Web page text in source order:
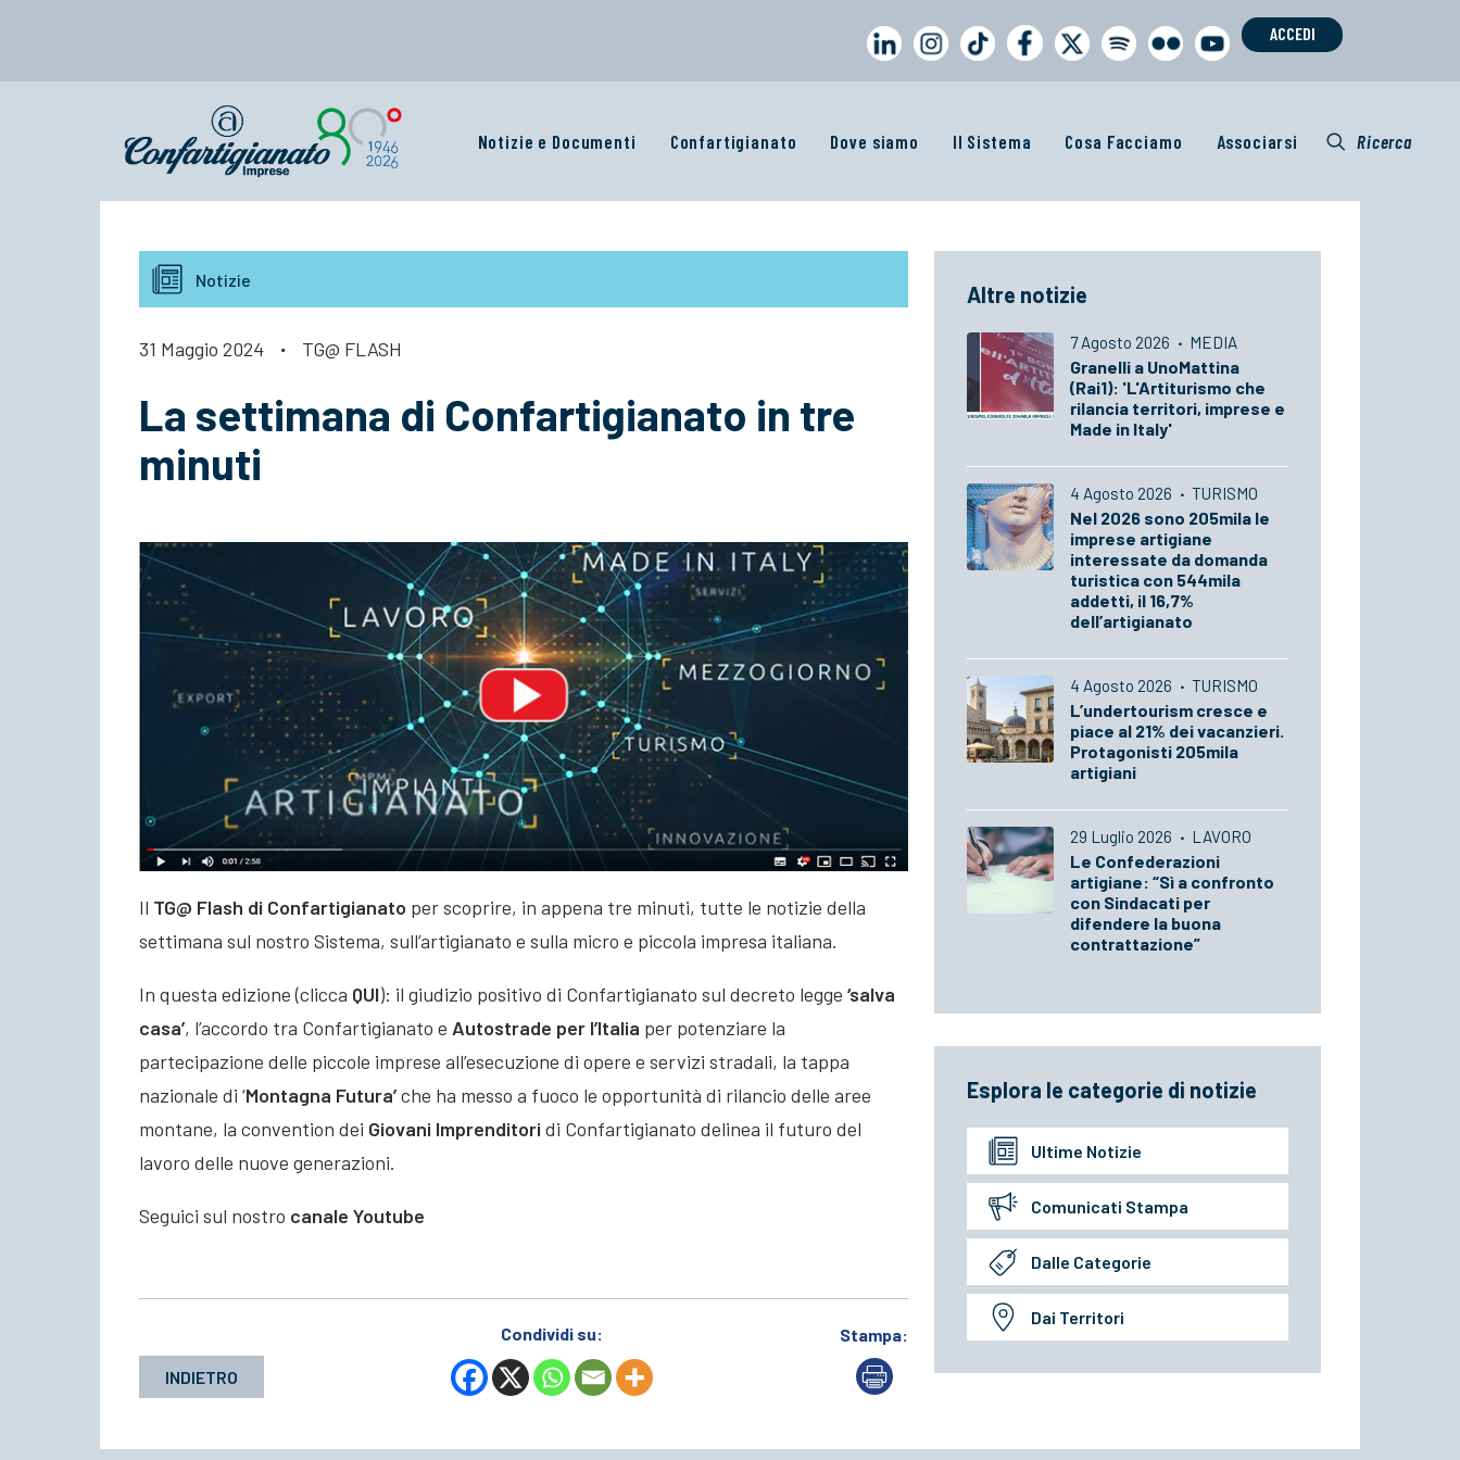
ACCEDI
Notizie e Documenti Confartigianato Dove siamo Il Sistema Cosa Facciamo Associarsi Ricerca
Notizie
31 Maggio 2024 · TG@ FLASH
La settimana di Confartigianato in tre
minuti
Il TG@ Flash di Confartigianato per scoprire, in appena tre minuti, tutte le notizie della
settimana sul nostro Sistema, sull’artigianato e sulla micro e piccola impresa italiana.
In questa edizione (clicca QUI): il giudizio positivo di Confartigianato sul decreto legge ‘salva
casa’, l’accordo tra Confartigianato e Autostrade per l’Italia per potenziare la
partecipazione delle piccole imprese all’esecuzione di opere e servizi stradali, la tappa
nazionale di ‘Montagna Futura’che ha messo a fuoco le opportunità di rilancio delle aree
montane, la convention dei Giovani Imprenditori di Confartigianato delinea il futuro del
lavoro delle nuove generazioni.
Seguici sul nostro canale Youtube
INDIETRO
Condividi su: Stampa:
Altre notizie
7 Agosto 2026 · MEDIA
Granelli a UnoMattina
(Rai1): 'L'Artiturismo che
rilancia territori, imprese e
Made in Italy'
4 Agosto 2026 · TURISMO
Nel 2026 sono 205mila le
imprese artigiane
interessate da domanda
turistica con 544mila
addetti, il 16,7%
dell’artigianato
4 Agosto 2026 · TURISMO
L’undertourism cresce e
piace al 21% dei vacanzieri.
Protagonisti 205mila
artigiani
29 Luglio 2026 · LAVORO
Le Confederazioni
artigiane: “Sì a confronto
con Sindacati per
difendere la buona
contrattazione”
Esplora le categorie di notizie
Ultime Notizie
Comunicati Stampa
Dalle Categorie
Dai Territori